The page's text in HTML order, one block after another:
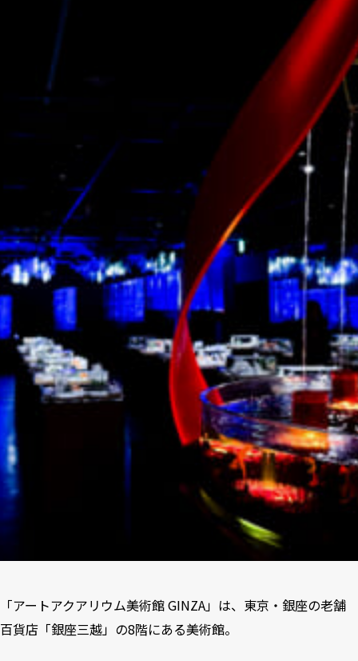
「アートアクアリウム美術館 GINZA」は、東京・銀座の老舗
百貨店「銀座三越」の8階にある美術館。